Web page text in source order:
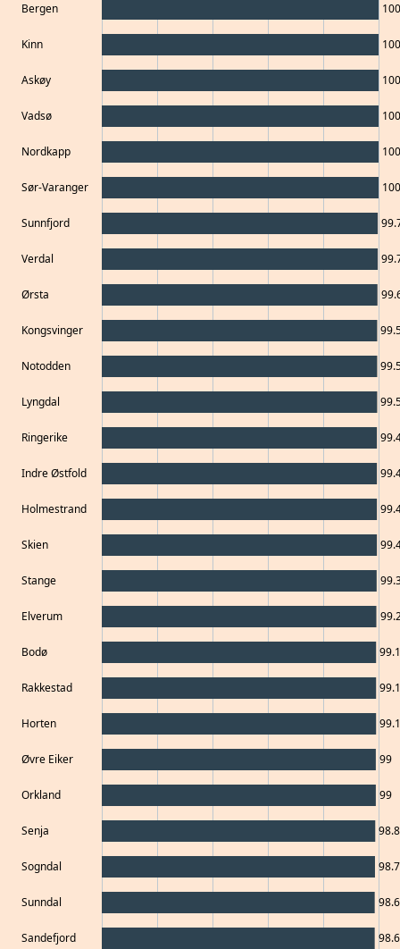
Bergen
Kinn
Askøy
Vadsø
Nordkapp
Sør-Varanger
Sunnfjord
Verdal
Ørsta
Kongsvinger
Notodden
Lyngdal
Ringerike
Indre Østfold
Holmestrand
Skien
Stange
Elverum
Bodø
Rakkestad
Horten
Øvre Eiker
Orkland
Senja
Sogndal
Sunndal
Sandefjord
100
100
100
100
100
100
99
99
98.8
98.7
98.6
98.6